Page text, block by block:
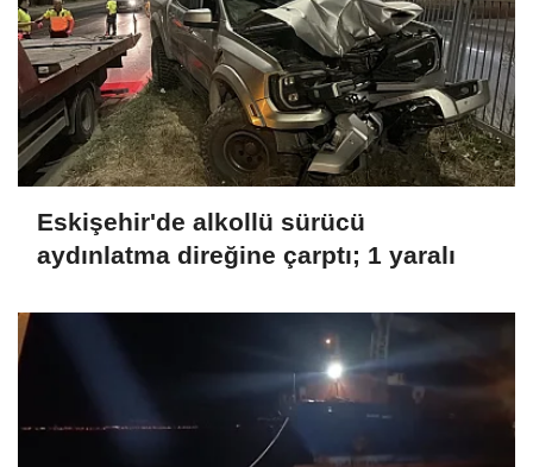
Eskişehir'de alkollü sürücü
aydınlatma direğine çarptı; 1 yaralı